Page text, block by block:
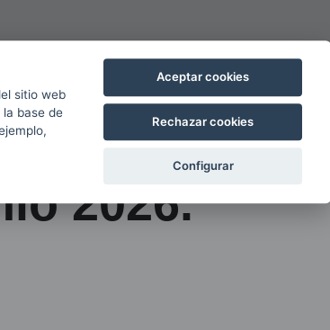
2026.
sitio web
base de
Aceptar cookies
Rechazar cookies
Configurar